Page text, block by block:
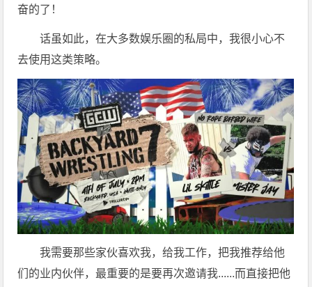
奋的了！
话虽如此，在大多数娱乐圈的私局中，我很小心不
去使用这类策略。
我需要那些家伙喜欢我，给我工作，把我推荐给他
们的业内伙伴，最重要的是要再次邀请我......而直接把他